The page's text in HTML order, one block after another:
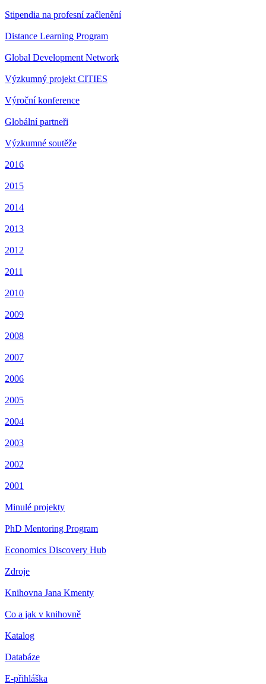
Stipendia na profesní začlenění
Distance Learning Program
Global Development Network
Výzkumný projekt CITIES
Výroční konference
Globální partneři
Výzkumné soutěže
2016
2015
2014
2013
2012
2011
2010
2009
2008
2007
2006
2005
2004
2003
2002
2001
Minulé projekty
PhD Mentoring Program
Economics Discovery Hub
Zdroje
Knihovna Jana Kmenty
Co a jak v knihovně
Katalog
Databáze
E-přihláška